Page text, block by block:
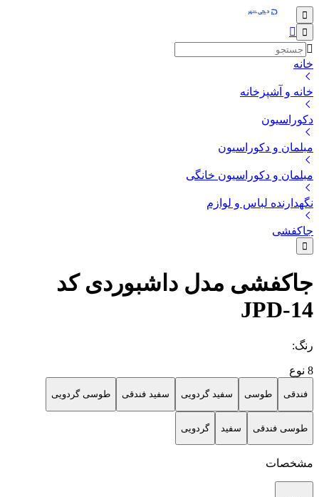
خانه
خانه و آشپزخانه
دکوراسیون
مبلمان و دکوراسیون
مبلمان و دکوراسیون خانگی
نگهدارنده لباس و لوازم
جاکفشی
جاکفشی مدل داشبوردی کد
JPD-14
رنگ:
8 نوع
فندقی طوسی سفید گردویی سفید فندقی طوسی گردویی
طوسی فندقی سفید گردویی
مشخصات